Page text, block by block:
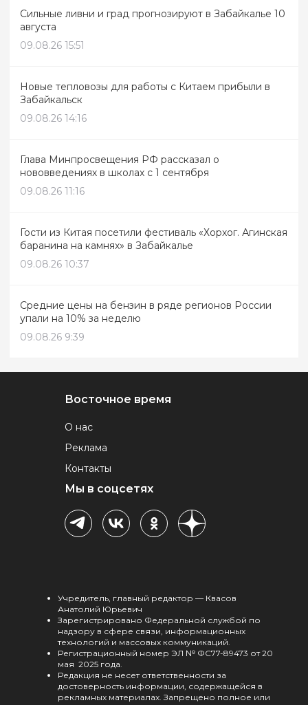
Сильные ливни и град прогнозируют в Забайкалье 10
августа
09.08.26 15:51
Новые тепловозы для работы с Китаем прибыли в
Забайкальск
09.08.26 14:16
Глава Минпросвещения РФ рассказал о
нововведениях в школах с 1 сентября
09.08.26 11:16
Гости из Китая посетили фестиваль «Хорхог. Агинская
баранина на камнях» в Забайкалье
09.08.26 10:37
Средние цены на бензин в ряде регионов России
упали на 10% за неделю
09.08.26 9:39
Восточное время
О нас
Реклама
Контакты
Мы в соцсетях
Учредитель, главный редактор — Квасов
Анатолий Юрьевич
Зарегистрировано Федеральной службой по
надзору в сфере связи, информационных
технологий и массовых коммуникаций.
Регистрационный номер ЭЛ № ФС77-89473 от 20
мая 2025 года.
Редакция не несет ответственности за
достоверность информации, содержащейся в
рекламных материалах. Запрещено полное или